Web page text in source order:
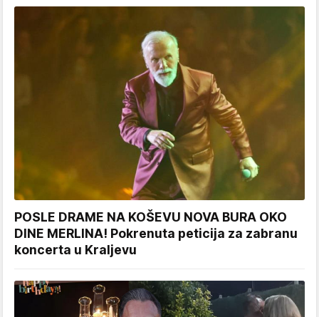
POSLE DRAME NA KOŠEVU NOVA BURA OKO
DINE MERLINA! Pokrenuta peticija za zabranu
koncerta u Kraljevu